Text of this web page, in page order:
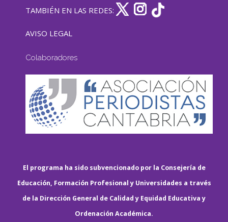
TAMBIÉN EN LAS REDES:
AVISO LEGAL
Colaboradores
El programa ha sido subvencionado por la Consejería de
Educación, Formación Profesional y Universidades a través
de la Dirección General de Calidad y Equidad Educativa y
Ordenación Académica.